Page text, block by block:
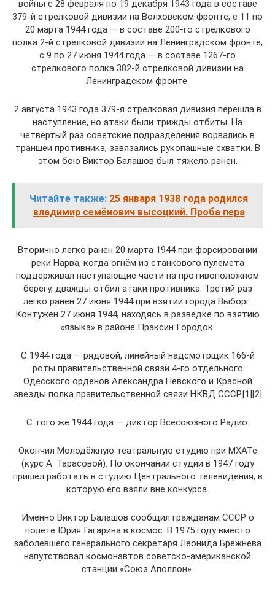
войны с 28 февраля по 19 декабря 1943 года в составе
379-й стрелковой дивизии на Волховском фронте, с 11 по
20 марта 1944 года — в составе 200-го стрелкового
полка 2-й стрелковой дивизии на Ленинградском фронте,
с 9 по 27 июня 1944 года — в составе 1267-го
стрелкового полка 382-й стрелковой дивизии на
Ленинградском фронте.
2 августа 1943 года 379-я стрелковая дивизия перешла в
наступление, но атаки были трижды отбиты. На
четвёртый раз советские подразделения ворвались в
траншеи противника, завязались рукопашные схватки. В
этом бою Виктор Балашов был тяжело ранен.
Читайте также: 25 января 1938 года родился
владимир семёнович высоцкий. Проба пера
Вторично легко ранен 20 марта 1944 при форсировании
реки Нарва, когда огнём из станкового пулемета
поддерживал наступающие части на противоположном
берегу, дважды отбил атаки противника. Третий раз
легко ранен 27 июня 1944 при взятии города Выборг.
Контужен 27 июня 1944, находясь в разведке по взятию
«языка» в районе Праксин Городок.
С 1944 года — рядовой, линейный надсмотрщик 166-й
роты правительственной связи 4-го отдельного
Одесского орденов Александра Невского и Красной
звезды полка правительственной связи НКВД СССР.[1][2]
С того же 1944 года — диктор Всесоюзного Радио.
Окончил Молодёжную театральную студию при МХАТе
(курс А. Тарасовой). По окончании студии в 1947 году
пришёл работать в студию Центрального телевидения, в
которую его взяли вне конкурса.
Именно Виктор Балашов сообщил гражданам СССР о
полёте Юрия Гагарина в космос. В 1975 году вместо
заболевшего генерального секретаря Леонида Брежнева
напутствовал космонавтов советско-американской
станции «Союз Аполлон».